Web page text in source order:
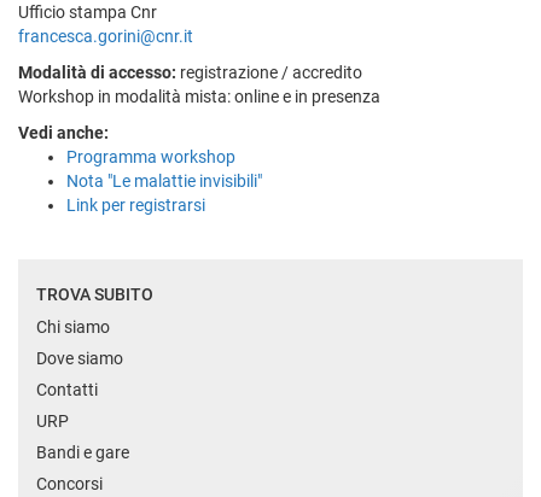
Ufficio stampa Cnr
francesca.gorini@cnr.it
Modalità di accesso: registrazione / accredito
Workshop in modalità mista: online e in presenza
Vedi anche:
Programma workshop
Nota "Le malattie invisibili"
Link per registrarsi
TROVA SUBITO
Chi siamo
Dove siamo
Contatti
URP
Bandi e gare
Concorsi